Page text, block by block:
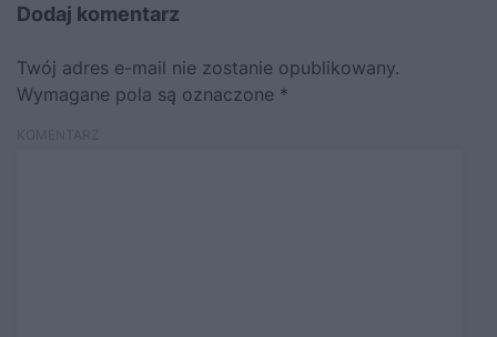
Dodaj komentarz
Twój adres e-mail nie zostanie opublikowany.
Wymagane pola są oznaczone *